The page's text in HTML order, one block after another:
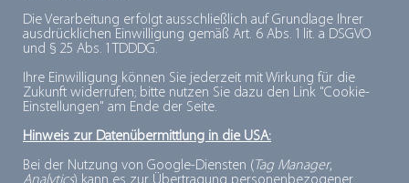
Die Verarbeitung erfolgt ausschließlich auf Grundlage Ihrer
ausdrücklichen Einwilligung gemäß Art. 6 Abs. 1 lit. a DSGVO
und § 25 Abs. 1 TDDDG.
Ihre Einwilligung können Sie jederzeit mit Wirkung für die
Zukunft widerrufen; bitte nutzen Sie dazu den Link "Cookie-
Einstellungen" am Ende der Seite.
Hinweis zur Datenübermittlung in die USA:
Bei der Nutzung von Google-Diensten (Tag Manager,
Konservierungsstoffe?
Sind tiefgekühlte Fertiggerichte ungesund?
Quellen und Links